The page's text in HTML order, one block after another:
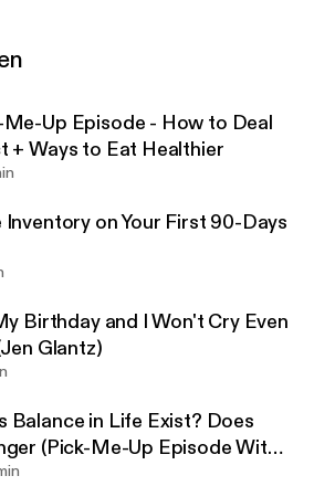
new episode to hear honest
unique careers, failure, and
who are making big changes,
Me-Up Episode - How to Deal
+ Ways to Eat Healthier
Inventory on Your First 90-Days
Birthday and I Won't Cry Even
Glantz)
Balance in Life Exist? Does
(Pick-Me-Up Episode With